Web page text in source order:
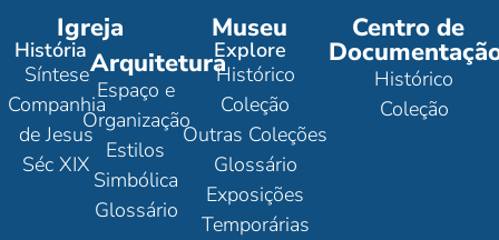
Igreja
História
Síntese
Companhia
de Jesus
Séc XIX
Arquitetura
Espaço e
Organização
Estilos
Simbólica
Glossário
Museu
Explore
Histórico
Coleção
Outras Coleções
Glossário
Exposições
Temporárias
Centro de
Histórico
Coleção